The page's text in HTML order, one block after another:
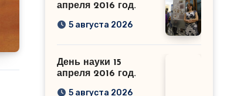
апреля 2016 год.
5 августа 2026
День науки 15
апреля 2016 год.
5 августа 2026